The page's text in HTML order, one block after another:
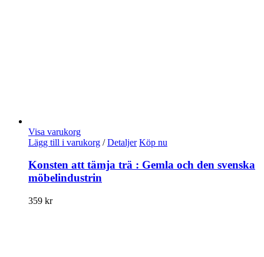
Visa varukorg
Lägg till i varukorg / Detaljer Köp nu
Konsten att tämja trä : Gemla och den svenska
möbelindustrin
359 kr